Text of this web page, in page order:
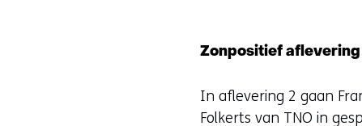
Zonpositief aflevering
In aflevering 2 gaan
Folkerts van TNO in